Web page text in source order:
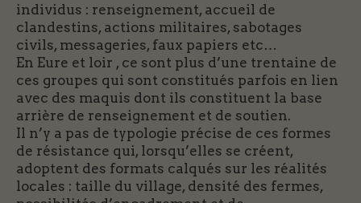
individus : renseignement, accueil de
clandestins, actions militaires, sabotages
civils, messageries, faux papiers etc…
En Eure et loir , ce sont plus d’une trentaine de
ces groupes qui sont constitués parfois en lien
avec des maquis dont ils constituent la base
arrière de renseignement et de soutien.
Il n’y a pas de typologie précise de ces formes
de résistance qui, lorsqu’elles se créent,
adoptent des formats calqués sur les réalités
locales : taille du village, densité des fermes,